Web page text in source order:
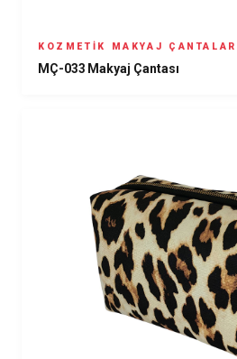
KOZMETIK MAKYAJ ÇANTALAR
MÇ-033 Makyaj Çantası